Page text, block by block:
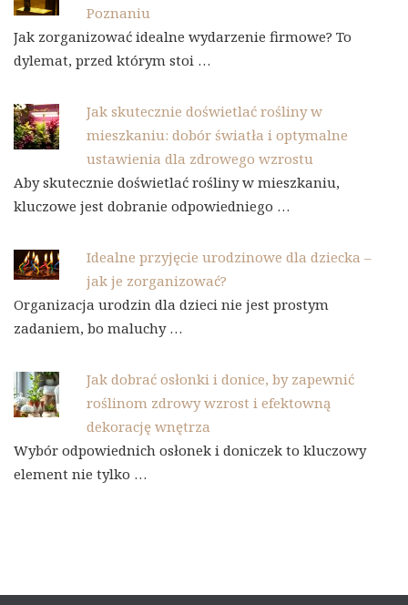
Poznaniu
Jak zorganizować idealne wydarzenie firmowe? To
dylemat, przed którym stoi …
Jak skutecznie doświetlać rośliny w
mieszkaniu: dobór światła i optymalne
ustawienia dla zdrowego wzrostu
Aby skutecznie doświetlać rośliny w mieszkaniu,
kluczowe jest dobranie odpowiedniego …
Idealne przyjęcie urodzinowe dla dziecka –
jak je zorganizować?
Organizacja urodzin dla dzieci nie jest prostym
zadaniem, bo maluchy …
Jak dobrać osłonki i donice, by zapewnić
roślinom zdrowy wzrost i efektowną
dekorację wnętrza
Wybór odpowiednich osłonek i doniczek to kluczowy
element nie tylko …